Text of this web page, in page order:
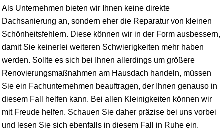
Als Unternehmen bieten wir Ihnen keine direkte
Dachsanierung an, sondern eher die Reparatur von kleinen
Schönheitsfehlern. Diese können wir in der Form ausbessern,
damit Sie keinerlei weiteren Schwierigkeiten mehr haben
werden. Sollte es sich bei Ihnen allerdings um größere
Renovierungsmaßnahmen am Hausdach handeln, müssen
Sie ein Fachunternehmen beauftragen, der Ihnen genauso in
diesem Fall helfen kann. Bei allen Kleinigkeiten können wir
mit Freude helfen. Schauen Sie daher präzise bei uns vorbei
und lesen Sie sich ebenfalls in diesem Fall in Ruhe ein.